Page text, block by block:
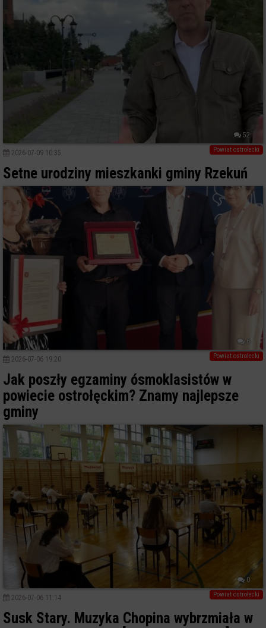
52
Powiat ostrołecki
2026-07-09 10:35
Setne urodziny mieszkanki gminy Rzekuń
6
Powiat ostrołecki
2026-07-06 19:20
Jak poszły egzaminy ósmoklasistów w
powiecie ostrołęckim? Znamy najlepsze
gminy
0
Powiat ostrołecki
2026-07-06 11:14
Susk Stary. Muzyka Chopina wybrzmiała w